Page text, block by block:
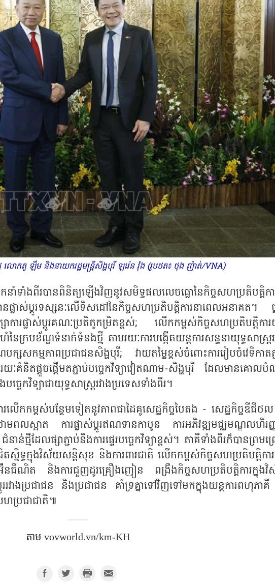
ឋ លោកតូ ឡឹម និងនាយករដ្ឋមន្ត្រីសិង្ហបុរី ឡរ៉េន វ៉ុង (រូបថត៖ ថុង ញ៉ាត់/VNA)
នាំទាំងពីរបានពិនិត្យឡើងវិញនូវសមិទ្ធផលលេចធ្លោនៃកិច្ចសហប្រតិបត្តិការ
លាស់ប្តូរទស្សនៈលើទិសដៅនៃកិច្ចសហប្រតិបត្តិការនាពេលអនាគត។ ថ្
ាការផ្លាស់ប្តូរគណៈប្រតិភូកម្រិតខ្ពស់; លើកកម្ពស់កិច្ចសហប្រតិបត្តិការ
បខ័ណ្ឌទំនាក់ទំនងថ្មី តាមរយៈការបង្កើតយន្តការសន្ទនាយុទ្ធសាស្ត្ររ
កម្មភាពប្រជាជនសិង្ហបុរី; វាយតម្លៃខ្ពស់ចំពោះការរៀបចំវេទិកាតភ្
យៈគំនិតផ្តួចផ្តើមតភ្ជាប់បច្ចេកវិទ្យាវៀតណាម-សិង្ហបុរី ដែលមានគោល
ចេកវិទ្យាជាយុទ្ធសាស្ត្ររវាងប្រទេសទាំងពីរ។
ារលើកកម្ពស់បន្ថែមទៀតនូវភាពជាដៃគូសេដ្ឋកិច្ចបៃតង - សេដ្ឋកិច្ចឌីជីថ
ថាមពលស្អាត ការផ្លាស់ប្តូរឥណទានកាបូន ការអភិវឌ្ឍមជ្ឈមណ្ឌលហិរញ្ញ
ាន់ថ្មីដែលផ្សាភ្ជាប់នឹងការផ្ទេរបច្ចេកវិទ្យាខ្ពស់។ ភាគីទាំងពីរក៏បានព្រម
ជិតស្និទ្ធក្នុងវិស័យសន្តិសុខ និងការពារជាតិ លើកកម្ពស់កិច្ចសហប្រតិបត្តិការ
ាមអ៊ីនធឺណិត និងការជួញដូរគ្រឿងញៀន ពង្រឹងកិច្ចសហប្រតិបត្តិការក្នុង
វាងប្រជាជន និងប្រជាជន គាំទ្រគ្នាទៅវិញទៅមកក្នុងយន្តការពហុភា
ហប្រជាជាតិ៕
តាម​ vovworld.vn/km-KH